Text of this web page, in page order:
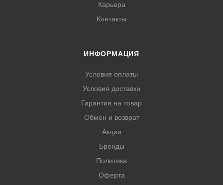
Карьера
Контакты
ИНФОРМАЦИЯ
Условия оплаты
Условия доставки
Гарантия на товар
Обмен и возврат
Акции
Бренды
Политика
Оферта